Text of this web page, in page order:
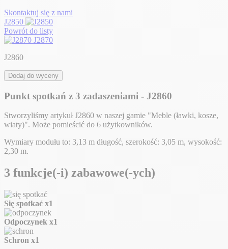
Skontaktuj się z nami
J2850
Powrót do listy
J2870
J2860
Dodaj do wyceny
Punkt spotkań z 3 zadaszeniami - J2860
Stworzyliśmy artykuł J2860 w naszej gamie "Meble (ławki, kosze,
wiaty)". Może pomieścić do 6 użytkowników.
Wymiary modułu to: 3,13 m długość, szerokość: 3,05 m, wysokość:
2,30 m.
3 funkcje(-i) zabawowe(-ych)
Się spotkać x1
Odpoczynek x1
Schron x1